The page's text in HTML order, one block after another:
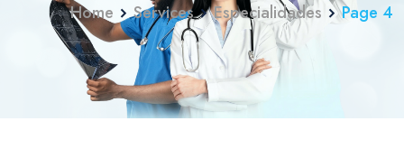
Home Services Especialidades Page 4